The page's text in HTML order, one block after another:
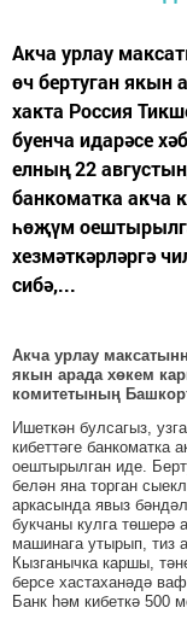
Акча урлау
өч бертуган якын
хакта Россия
буенча идарәсе
елның 22
банкоматка акча
һөҗүм
хезмәткәрләргә
сибә,...
Акча урлау
якын арада хөкем
комитетының
Ишеткән булсагыз,
кибеттәге банкоматка
оештырылган иде.
белән яна торган
аркасында явыз
букчаны кулга төшерә
машинага утырып, тиз
Кызганычка каршы,
берсе хастаханәдә
Банк һәм кибеткә 500